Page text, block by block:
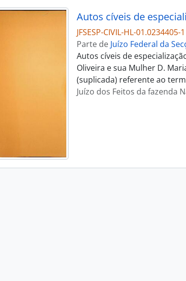
Autos cíveis de
JFSESP-CIVIL-HL-01.0234405-1
Parte de Juízo Federal da
Autos cíveis de
Oliveira e sua Mulher D.
(suplicada) referente ao
Juízo dos Feitos da fazenda